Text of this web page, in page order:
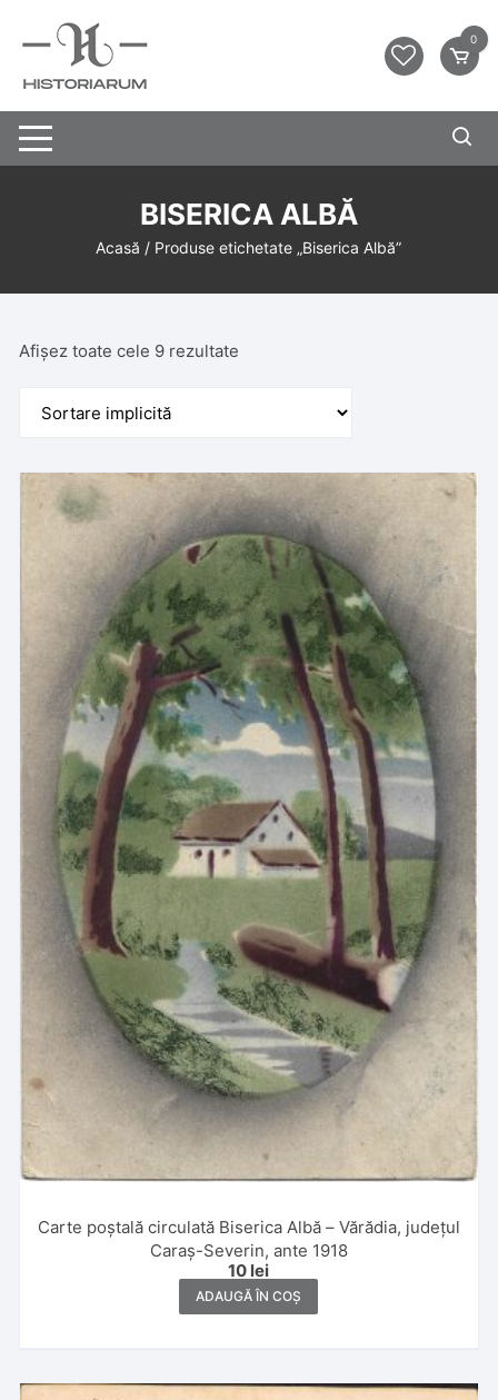
0
BISERICA ALBĂ
Acasă / Produse etichetate „Biserica Albă”
Afișez toate cele 9 rezultate
Carte poștală circulată Biserica Albă – Vărădia, județul
Caraș-Severin, ante 1918
10 lei
ADAUGĂ ÎN COȘ